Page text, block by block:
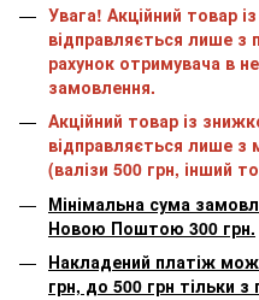
Увага! Акційний товар
відправляється лише
рахунок отримувача в
замовлення.
Акційний товар із
відправляється лише
(валізи 500 грн, інший
Мінімальна сума
Новою Поштою 300 грн.
Накладений платіж
грн, до 500 грн тільки